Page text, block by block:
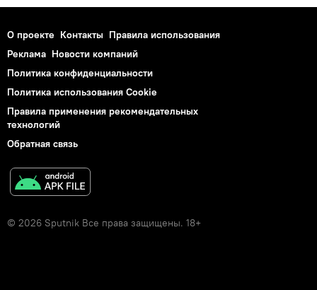
О проекте Контакты Правила использования
Реклама Новости компаний
Политика конфиденциальности
Политика использования Cookie
Правила применения рекомендательных
технологий
Обратная связь
© 2026 Sputnik Все права защищены. 18+